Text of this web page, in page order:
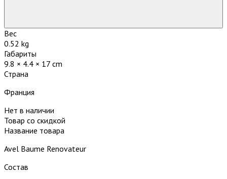
Вес
0.52 kg
Габариты
9.8 × 4.4 × 17 cm
Страна
Франция
Нет в наличии
Товар со скидкой
Название товара
Avel Baume Renovateur
Состав